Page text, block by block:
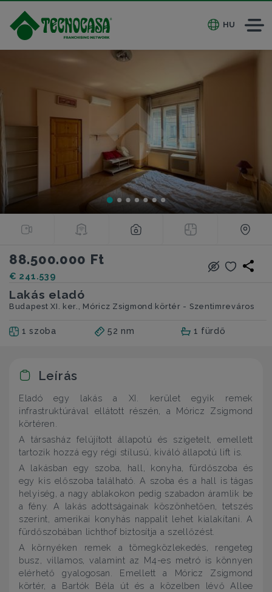
HU
88.500.000 Ft
€ 241.539
Lakás eladó
Budapest XI. ker., Móricz Zsigmond körtér - Szentimreváros
1 szoba 52 nm 1 fürdő
Leírás
Eladó egy lakás a XI. kerület egyik remek
infrastruktúrával ellátott részén, a Móricz Zsigmond
körtéren.
A társasház felújított állapotú és szigetelt, emellett
tartozik hozzá egy régi stílusú, kiváló állapotú lift is.
A lakásban egy szoba, hall, konyha, fürdőszoba és
egy kis előszoba található. A szoba és a hall is tágas
helyiség, a nagy ablakokon pedig szabadon áramlik be
a fény. A lakás adottságainak köszönhetően, tetszés
szerint, amerikai konyhás nappalit lehet kialakítani. A
fürdőszobában lichthof biztosítja a szellőzést.
A környéken remek a tömegközlekedés, rengeteg
busz, villamos, valamint az M4-es metró is könnyen
elérhető gyalogosan. Emellett a Móricz Zsigmond
körtér, a Bartók Béla út és a közelben lévő Allee